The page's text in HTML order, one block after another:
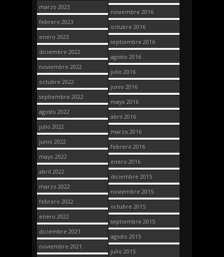
marzo 2023
febrero 2023
enero 2023
diciembre 2022
noviembre 2022
octubre 2022
septiembre 2022
agosto 2022
julio 2022
junio 2022
mayo 2022
abril 2022
marzo 2022
febrero 2022
enero 2022
diciembre 2021
noviembre 2021
noviembre 2016
octubre 2016
septiembre 2016
agosto 2016
julio 2016
junio 2016
mayo 2016
abril 2016
marzo 2016
febrero 2016
enero 2016
diciembre 2015
noviembre 2015
octubre 2015
septiembre 2015
agosto 2015
julio 2015